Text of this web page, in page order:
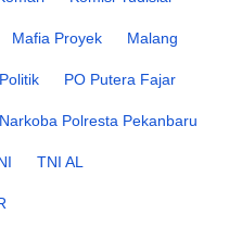
Mafia Proyek Malang
Politik PO Putera Fajar
Polresta Pekanbaru
TNI AL